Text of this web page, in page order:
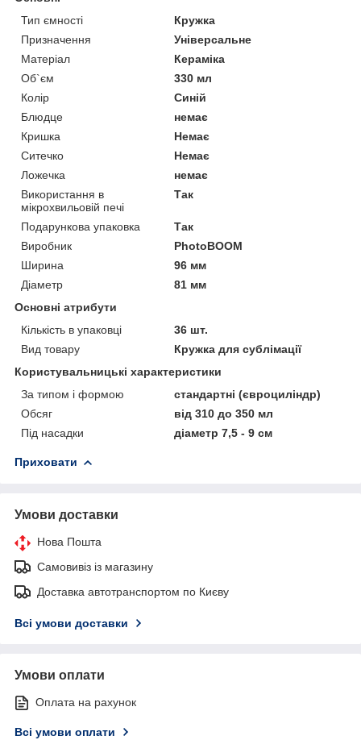
Тип ємності
Кружка
Призначення
Універсальне
Матеріал
Кераміка
Об`єм
330 мл
Колір
Синій
Блюдце
немає
Кришка
Немає
Ситечко
Немає
Ложечка
немає
Використання в
мікрохвильовій печі
Так
Подарункова упаковка
Так
Виробник
PhotoBOOM
Ширина
96 мм
Діаметр
81 мм
Основні атрибути
Кількість в упаковці
36 шт.
Вид товару
Кружка для сублімації
Користувальницькі характеристики
За типом і формою
стандартні (євроциліндр)
Обсяг
від 310 до 350 мл
Під насадки
діаметр 7,5 - 9 см
Приховати
Умови доставки
Нова Пошта
Самовивіз із магазину
Доставка автотранспортом по Києву
Всі умови доставки
Умови оплати
Оплата на рахунок
Всі умови оплати